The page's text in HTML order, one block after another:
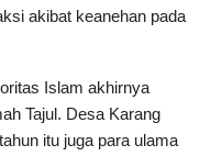
akibat keanehan pada
Islam akhirnya
Tajul. Desa Karang
itu juga para ulama